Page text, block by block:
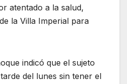
atentado a la salud,
la Villa Imperial para
indicó que el sujeto
del lunes sin tener el